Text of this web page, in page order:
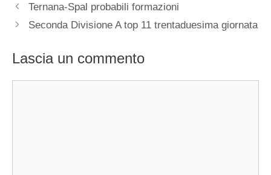
Ternana-Spal probabili formazioni
Seconda Divisione A top 11 trentaduesima giornata
Lascia un commento